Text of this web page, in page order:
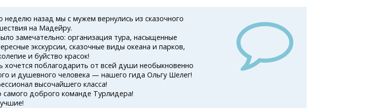
неделю назад мы с мужем вернулись из сказочного
на Мадейру.
замечательно: организация тура, насыщенные
экскурсии, сказочные виды океана и парков,
и буйство красок!
хочется поблагодарить от всей души необыкновенно
и душевного человека — нашего гида Ольгу Шелег!
высочайшего класса!
самого доброго команде Турлидера!